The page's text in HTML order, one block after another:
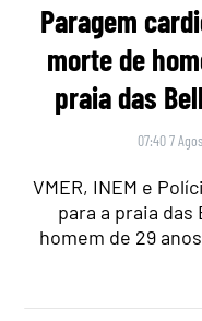
Paragem
morte de
praia das
07:40 7
VMER, INEM e
para a praia
homem de 29